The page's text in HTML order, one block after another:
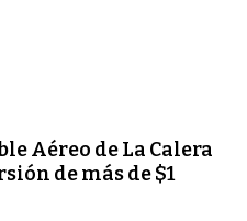
Aéreo de La Calera
de más de $1